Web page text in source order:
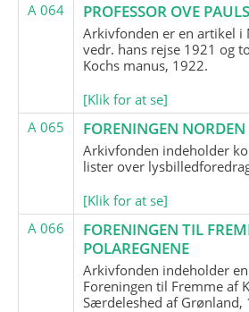
A 064 PROFESSOR OVE
Arkivfonden er en artikel i
vedr. hans rejse 1921 og
Kochs manus, 1922.
[Klik for at se]
A 065
FORENINGEN NORDEN
Arkivfonden indeholder
lister over
[Klik for at se]
A 066
FORENINGEN TIL
POLAREGNENE
Arkivfonden indeholder
Foreningen til Fremme af
Særdeleshed af Grønland,